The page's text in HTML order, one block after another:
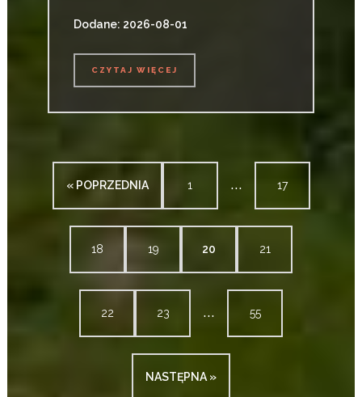
Dodane: 2026-08-01
CZYTAJ WIĘCEJ
« POPRZEDNIA 1 ... 17
18 19 20 21
22 23 ... 55
NASTĘPNA »